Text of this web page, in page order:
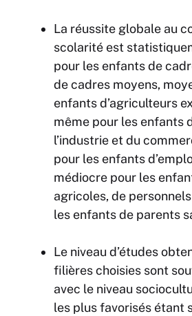
La réussite globale au
scolarité est
pour les enfants de
de cadres moyens,
enfants d’agriculteurs
même pour les enfants
l’industrie et du
pour les enfants
médiocre pour les
agricoles, de
les enfants de parents
Le niveau d’études
filières choisies sont
avec le niveau
les plus favorisés étant